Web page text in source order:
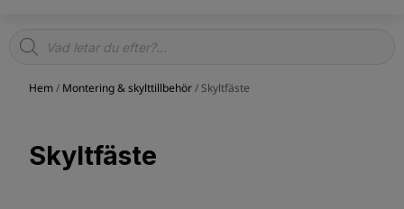
Products
search
Hem/ Montering & skylttillbehör/ Skyltfäste
Skyltfäste